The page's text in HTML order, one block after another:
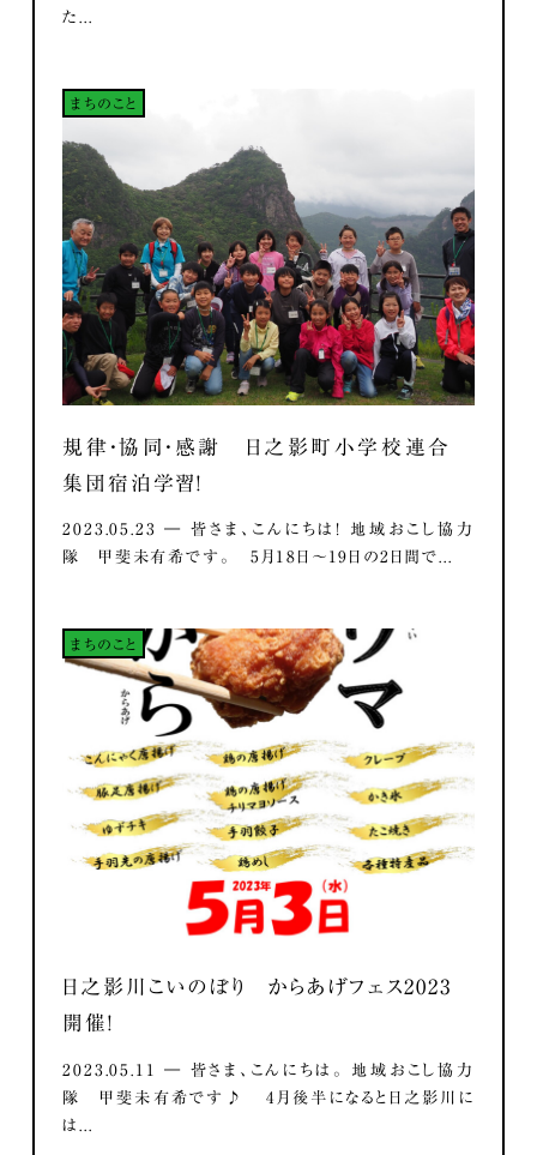
た...
まちのこと
規律・協同・感謝 日之影町小学校連合
集団宿泊学習！
2023.05.23 ― 皆さま、こんにちは！ 地域おこし協力
隊 甲斐未有希です。 5月18日～19日の2日間で...
まちのこと
日之影川こいのぼり からあげフェス2023
開催！
2023.05.11 ― 皆さま、こんにちは。 地域おこし協力
隊 甲斐未有希です♪ 4月後半になると日之影川に
は...